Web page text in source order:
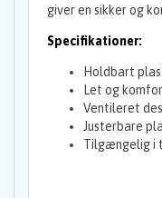
giver en sikker og
Specifikationer:
Holdbart
Let og
Ventileret
Justerbare
Tilgængelig i